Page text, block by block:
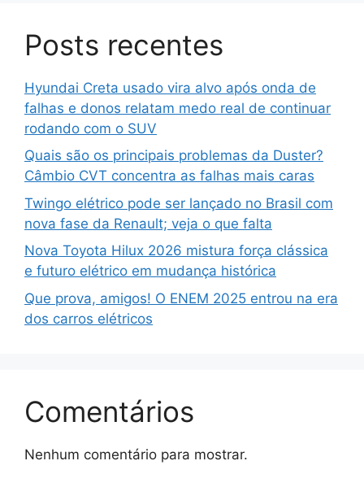
Posts recentes
Hyundai Creta usado vira alvo após onda de
falhas e donos relatam medo real de continuar
rodando com o SUV
Quais são os principais problemas da Duster?
Câmbio CVT concentra as falhas mais caras
Twingo elétrico pode ser lançado no Brasil com
nova fase da Renault; veja o que falta
Nova Toyota Hilux 2026 mistura força clássica
e futuro elétrico em mudança histórica
Que prova, amigos! O ENEM 2025 entrou na era
dos carros elétricos
Comentários
Nenhum comentário para mostrar.